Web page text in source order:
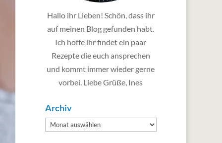
Hallo ihr Lieben! Schön, dass ihr
auf meinen Blog gefunden habt.
Ich hoffe ihr findet ein paar
Rezepte die euch ansprechen
und kommt immer wieder gerne
vorbei. Liebe Grüße, Ines
Archiv
Archiv